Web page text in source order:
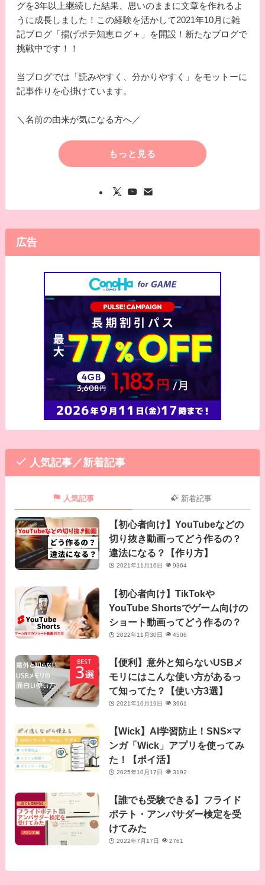
グを3年以上継続した結果、思いのままに文章を作れるよ
うに成長しました！この経験を活かして2021年10月に雑
記ブログ「揚げポテ知恵ログ＋」を開設！新たなブログで
挑戦中です！！
当ブログでは「読みやすく、分かりやすく」をモットーに
記事作りを心掛けています。
＼名前の由来が気になる方へ／
もっと見る
広告
人気記事／新着記事
人気記事 新着記事
【初心者向け】YouTubeなどの
切り抜き動画ってどう作るの？
違法になる？【作り方】
2021年11月16日 9364
【初心者向け】TikTokや
YouTube Shortsでゲーム向けの
ショート動画ってどう作るの？
2022年11月30日 4506
【便利】意外と知らないUSBメ
モリにはこんな使い方があるっ
て知ってた？【使い方3選】
2021年10月19日 3961
【Wick】AI学習防止！SNS×マ
ンガ「Wick」アプリを使ってみ
た！【ポイ活】
2025年10月17日 3192
【誰でも受験できる】フライド
ポテト・アンバサダー検定を受
けてみた
2022年7月17日 2761